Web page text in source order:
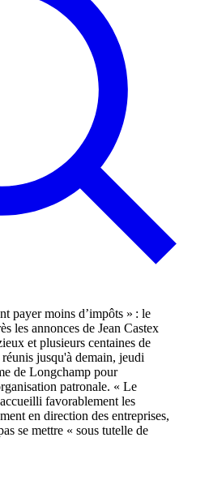
et plusieurs centaines de
jusqu'à demain, jeudi
de Longchamp pour
patronale. « Le
favorablement les
en direction des entreprises,
se mettre « sous tutelle de